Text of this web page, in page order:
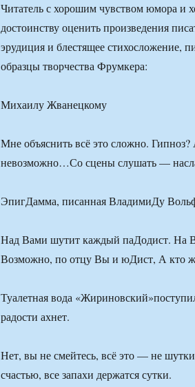
Читатель с хорошим чувством юмора и
достоинству оценить произведения
эрудиция и блестящее стихосложение,
образцы творчества Фрумкера:
Михаилу Жванецкому
Мне объяснить всё это сложно.
невозможно…Со сцены слушать —
ЭпигДамма, писанная ВладимиДу
Над Вами шутит каждый паДодист. На
Возможно, по отцу Вы и юДист, А кто
Туалетная вода
радости ахнет.
Нет, вы не смейтесь, всё это — не
счастью, все запахи держатся сутки.